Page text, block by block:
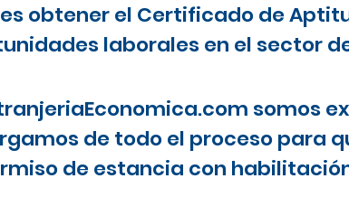
obtener el Certificado de
laborales en el sector
somos
de todo el proceso para
de estancia con